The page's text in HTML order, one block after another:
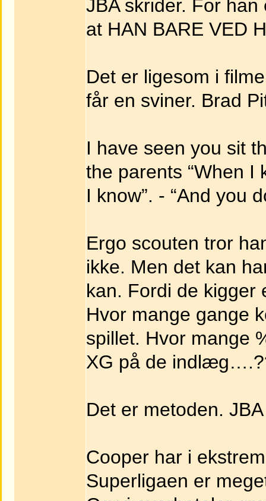
JBA skrider. For
at HAN BARE VED
Det er ligesom i
får en sviner. Brad
I have seen you sit
the parents “When I
I know”. - “And you
Ergo scouten tror
ikke. Men det kan
kan. Fordi de kigger
Hvor mange gange
spillet. Hvor mange
XG på de
Det er metoden.
Cooper har i
Superligaen er